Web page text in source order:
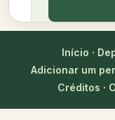
Início ·
Adicionar um
Créditos ·